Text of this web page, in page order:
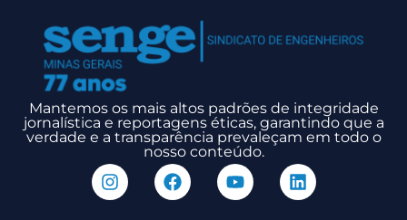
Mantemos os mais altos padrões de integridade
jornalística e reportagens éticas, garantindo que a
verdade e a transparência prevaleçam em todo o
nosso conteúdo.